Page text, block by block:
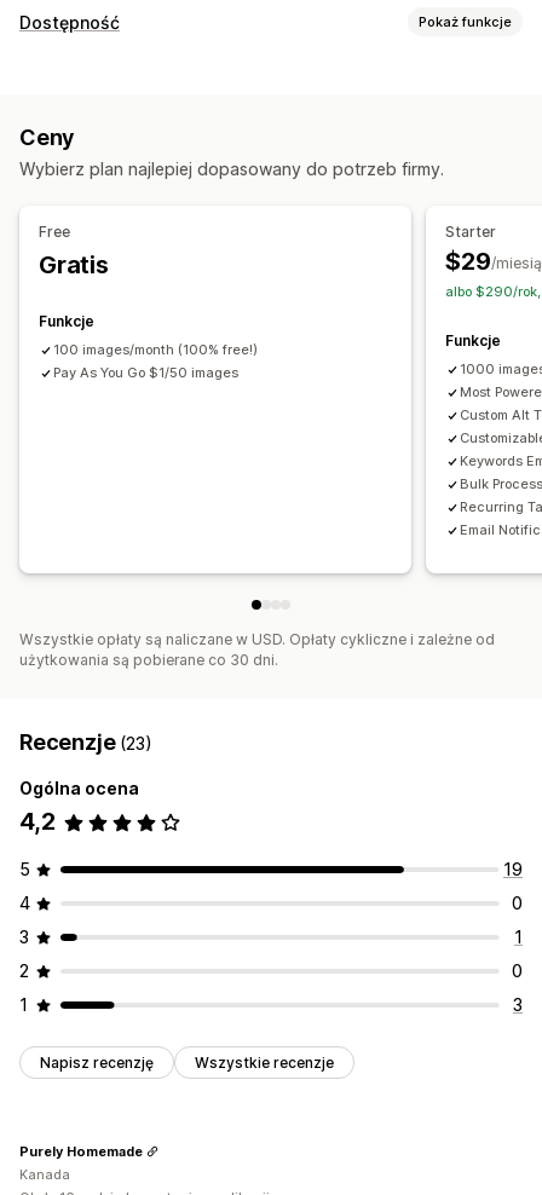
Narzędzia SEO
Monitorowanie wydajności
Wynik SEO
Audyty Analizy
Dostępność Pokaż funkcje
Narzędzia ułatwień dostępu
Ceny
Wybierz plan najlepiej dopasowany do potrzeb firmy.
Free
Gratis
Funkcje
100 images/month (100% free!)
Pay As You Go $1/50 images
Starter
$29/
albo $290/rok,
Funkcje
1000
Most
Custom Alt
Keywords
Bulk
Recurring
Email
Wszystkie opłaty są naliczane w USD. Opłaty cykliczne i zależne od
użytkowania są pobierane co 30 dni.
Recenzje (23)
Ogólna ocena
4,2
5
19
4
0
3
1
2
0
1
3
Napisz recenzję Wszystkie recenzje
Purely Homemade
Kanada